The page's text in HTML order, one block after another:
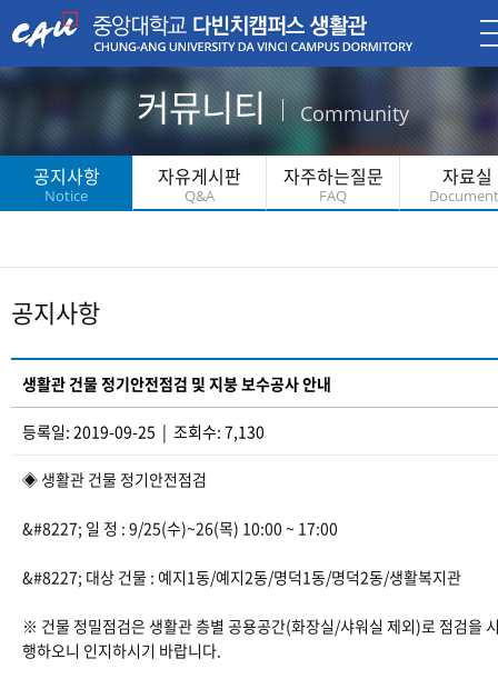
커뮤니티 Community
공지사항
Notice
자유게시판
Q&A
자주하는질문
FAQ
자료실
공지사항
생활관 건물 정기안전점검 및 지붕 보수공사 안내
등록일: 2019-09-25 | 조회수: 7,130
◈ 생활관 건물 정기안전점검
&#8227; 일 정 : 9/25(수)~26(목) 10:00 ~ 17:00
&#8227; 대상 건물 : 예지1동/예지2동/명덕1동/명덕2동/생활복지관
※ 건물 정밀점검은 생활관 층별 공용공간(화장실/샤워실 제외)로 점검을
행하오니 인지하시기 바랍니다.